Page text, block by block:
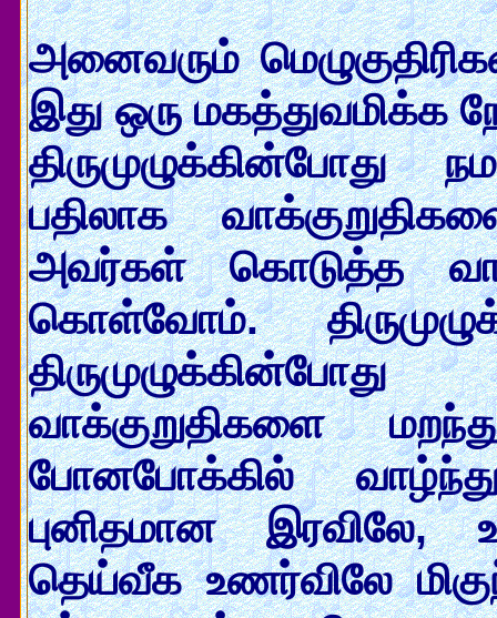
அனைவரும்
இது ஒரு மகத்துவமிக்க
பதிலாக
அவர்கள் கொடுத்த
கொள்வோம்.
வாக்குறுதிகளை
போனபோக்கில்
புனிதமான
தெய்வீக உணர்விலே